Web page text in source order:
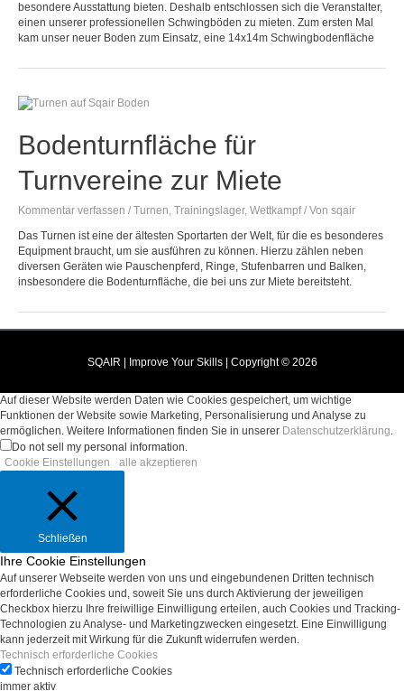
besondere Ausstattung bieten. Deshalb entschlossen sich die Veranstalter,
einen unserer professionellen Schwingböden zu mieten. Zum ersten Mal
kam unser neuer Boden zum Einsatz, eine 14x14m Schwingbodenfläche
Bodenturnfläche für
Turnvereine zur Miete
Kommentar verfassen / Turnen Trainingslager, Wettkampf/ Von sqair
Das Turnen ist eine der ältesten Sportarten der Welt, für die es besonderes
Equipment braucht, um sie ausführen zu können. Hierzu zählen neben
diversen Geräten wie Pauschenpferd, Ringe, Stufenbarren und Balken,
insbesondere die Bodenturnfläche, die bei uns zur Miete bereitsteht.
SQAIR | Improve Your Skills | Copyright © 2026
Auf dieser Website werden Daten wie Cookies gespeichert, um wichtige
Funktionen der Website sowie Marketing, Personalisierung und Analyse zu
ermöglichen. Weitere Informationen finden Sie in unserer Datenschutzerklärung.
Do not sell my personal information.
Cookie Einstellungen
alle akzeptieren
Schließen
Ihre Cookie Einstellungen
Auf unserer Webseite werden von uns und eingebundenen Dritten technisch
erforderliche Cookies und, soweit Sie uns durch Aktivierung der jeweiligen
Checkbox hierzu Ihre freiwillige Einwilligung erteilen, auch Cookies und Tracking-
Technologien zu Analyse- und Marketingzwecken eingesetzt. Eine Einwilligung
kann jederzeit mit Wirkung für die Zukunft widerrufen werden.
Technisch erforderliche Cookies
Technisch erforderliche Cookies
immer aktiv